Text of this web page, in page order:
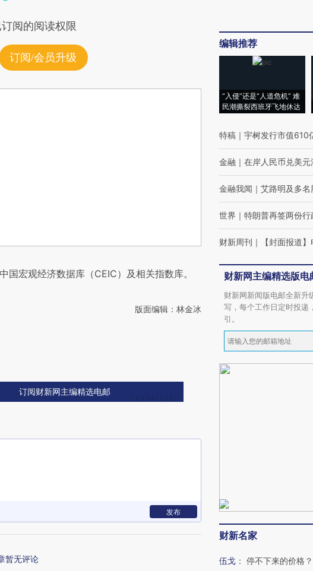
阅的阅读权限
订阅/会员升级
国宏观经济数据库（CEIC）及相关指数库。
版面编辑：林金冰
订阅财新网主编精选电邮
发布
暂无评论
编辑推荐
“入侵”还是“人道危机” 难
民潮撕裂西班牙飞地休达
特稿 ｜ 宇树发行市值610
金融 ｜ 在岸人民币兑美
金融我闻 ｜ 艾路明及多名
世界 ｜ 特朗普再签两份
财新周刊 ｜ 【封面报道
财新网主编精选版电
财新网新闻版电邮全新升
写，每个工作日定时投递
引。
财新名家
伍戈 ： 停不下来的价格？